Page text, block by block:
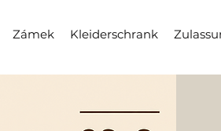
Zámek Kleiderschrank